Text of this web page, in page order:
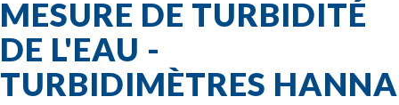
MESURE DE TURBIDITÉ
DE L'EAU -
TURBIDIMÈTRES HANNA